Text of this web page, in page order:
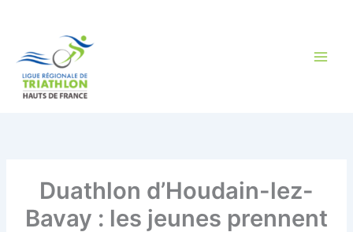
Duathlon d’Houdain-lez-
Bavay : les jeunes prennent